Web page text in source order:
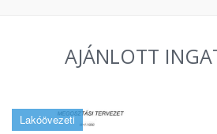
AJÁNLOTT
Lakóövezeti